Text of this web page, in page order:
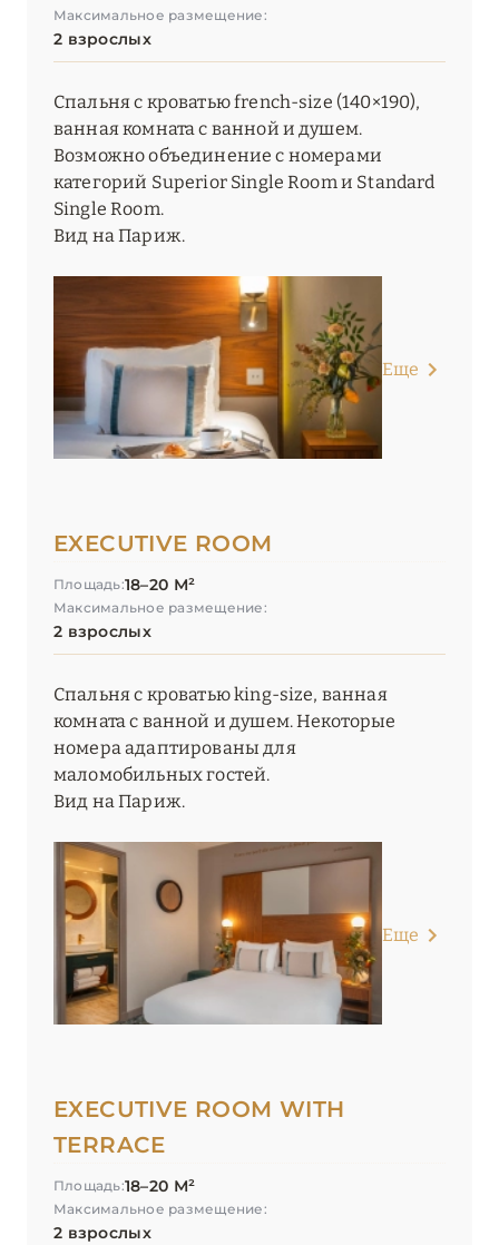
Максимальное размещение:
2 взрослых
Спальня с кроватью french-size (140×190),
ванная комната с ванной и душем.
Возможно объединение с номерами
категорий Superior Single Room и Standard
Single Room.
Вид на Париж.
Еще
EXECUTIVE ROOM
Площадь:18–20 М²
Максимальное размещение:
2 взрослых
Спальня с кроватью king-size, ванная
комната с ванной и душем. Некоторые
номера адаптированы для
маломобильных гостей.
Вид на Париж.
Еще
EXECUTIVE ROOM WITH
TERRACE
Площадь:18–20 М²
Максимальное размещение:
2 взрослых